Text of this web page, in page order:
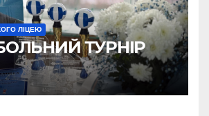
ЛІЦЕЮ
ТУРНІР